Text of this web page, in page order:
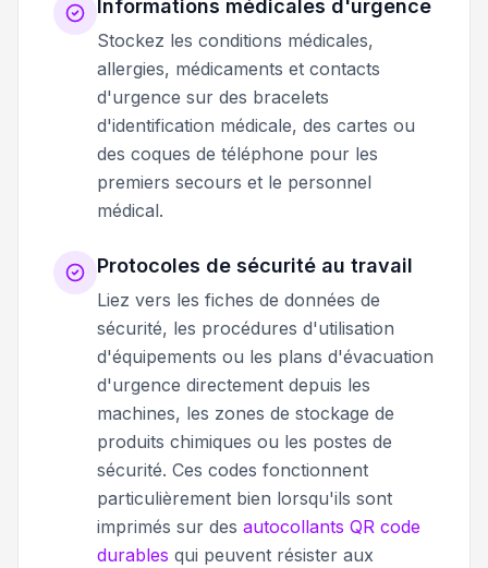
Informations médicales d'urgence
Stockez les conditions médicales,
allergies, médicaments et contacts
d'urgence sur des bracelets
d'identification médicale, des cartes ou
des coques de téléphone pour les
premiers secours et le personnel
médical.
Protocoles de sécurité au travail
Liez vers les fiches de données de
sécurité, les procédures d'utilisation
d'équipements ou les plans d'évacuation
d'urgence directement depuis les
machines, les zones de stockage de
produits chimiques ou les postes de
sécurité. Ces codes fonctionnent
particulièrement bien lorsqu'ils sont
imprimés sur des autocollants QR code
durables qui peuvent résister aux